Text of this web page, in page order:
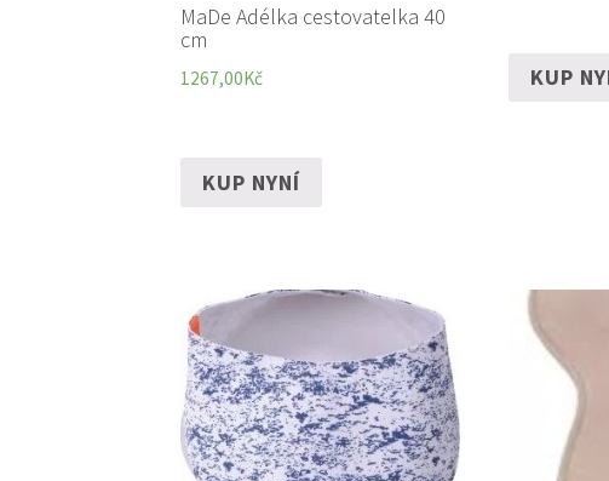
MaDe Adélka cestovatelka 40
cm
1267,00Kč
KUP NYNÍ
KUP